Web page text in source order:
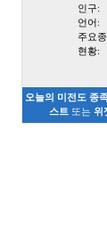
인구:
언어:
주요
현황:
오늘의 미전도 종
스트 또는 위